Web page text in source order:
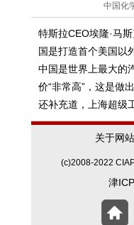
中国化
特斯拉CEO埃隆·马
国是打造首个美国以
中国是世界上最大的
价“非常高”，这是做
还补充道，上海超级
关于网站
(c)2008-2022
津